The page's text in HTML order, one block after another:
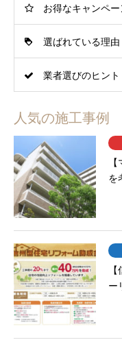
お得なキャンペー
選ばれている理由
業者選びのヒント
人気の施工事例
を
ー